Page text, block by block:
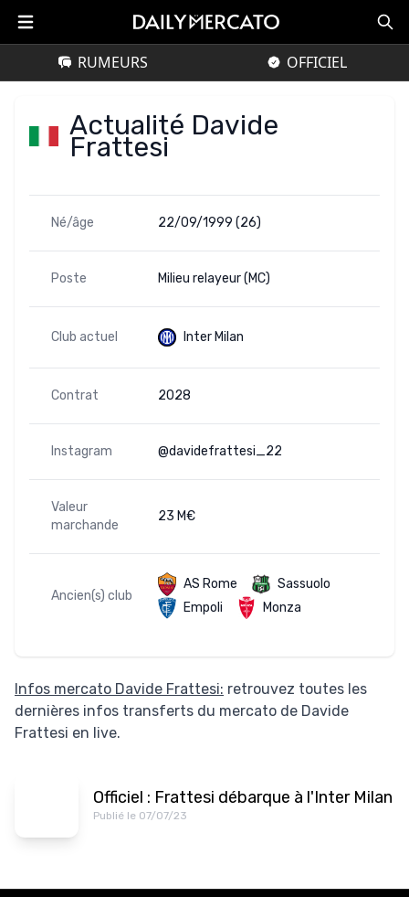
RUMEURS OFFICIEL
Actualité Davide
Frattesi
Né/âge 22/09/1999 (26)
Poste Milieu relayeur (MC)
Club actuel Inter Milan
Contrat 2028
Instagram @davidefrattesi_22
Valeur
marchande
23 M€
Ancien(s) club
AS Rome
Sassuolo
Empoli
Monza
Infos mercato Davide Frattesi: retrouvez toutes les
dernières infos transferts du mercato de Davide
Frattesi en live.
Officiel : Frattesi débarque à l'Inter Milan
Publié le 07/07/23